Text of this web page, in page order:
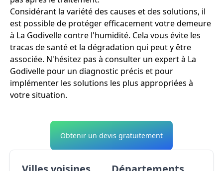
Considérant la variété des causes et des solutions, il
est possible de protéger efficacement votre demeure
à La Godivelle contre l'humidité. Cela vous évite les
tracas de santé et la dégradation qui peut y être
associée. N'hésitez pas à consulter un expert à La
Godivelle pour un diagnostic précis et pour
implémenter les solutions les plus appropriées à
votre situation.
Obtenir un devis gratuitement